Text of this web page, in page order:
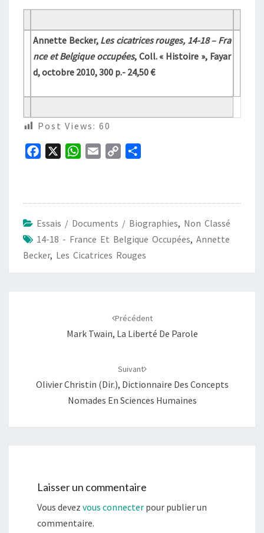
Annette Becker, Les cicatrices rouges, 14-18 – Fra
nce et Belgique occupées, Coll. « Histoire », Fayar
d, octobre 2010, 300 p.- 24,50 €
Post Views: 60
o
o
k
W
A
p
p
i
n
k
g
e
r
Essais / Documents / Biographies, Non Classé
14-18 - France Et Belgique Occupées, Annette
Becker, Les Cicatrices Rouges
Précédent
Mark Twain, La Liberté De Parole
Suivant
Olivier Christin (dir.), Dictionnaire Des Concepts
Nomades En Sciences Humaines
Laisser un commentaire
Vous devez vous connecter pour publier un
commentaire.